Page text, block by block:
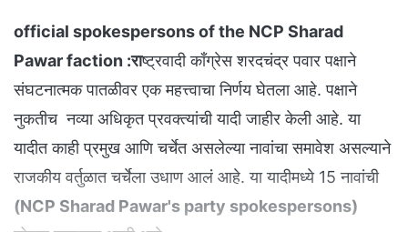
official spokespersons of the NCP Sharad
Pawar faction :राष्ट्रवादी काँग्रेस शरदचंद्र पवार पक्षाने
संघटनात्मक पातळीवर एक महत्त्वाचा निर्णय घेतला आहे. पक्षाने
नुकतीच नव्या अधिकृत प्रवक्त्यांची यादी जाहीर केली आहे. या
यादीत काही प्रमुख आणि चर्चेत असलेल्या नावांचा समावेश असल्याने
राजकीय वर्तुळात चर्चेला उधाण आलं आहे. या यादीमध्ये 15 नावांची
(NCP Sharad Pawar's party spokespersons)